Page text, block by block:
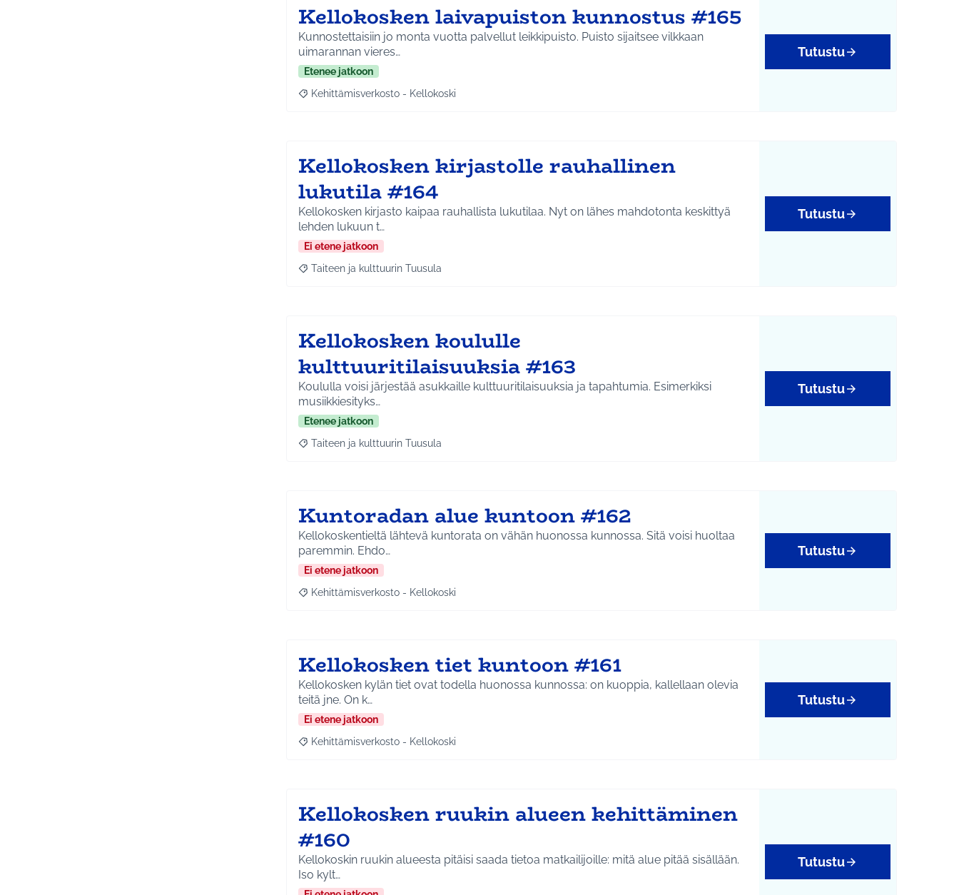
Kellokosken laivapuiston kunnostus #165
Kunnostettaisiin jo monta vuotta palvellut leikkipuisto. Puisto sijaitsee vilkkaan
uimarannan vieres…
Etenee jatkoon
Rajaa tulokset aihepiirin mukaan: Kehittämisverkosto - Kellokoski
Kehittämisverkosto - Kellokoski
Tutustu
Kellokosken kirjastolle rauhallinen
lukutila #164
Kellokosken kirjasto kaipaa rauhallista lukutilaa. Nyt on lähes mahdotonta keskittyä
lehden lukuun t…
Ei etene jatkoon
Rajaa tulokset aihepiirin mukaan: Taiteen ja kulttuurin Tuusula
Taiteen ja kulttuurin Tuusula
Tutustu
Kellokosken koululle
kulttuuritilaisuuksia #163
Koululla voisi järjestää asukkaille kulttuuritilaisuuksia ja tapahtumia. Esimerkiksi
musiikkiesityks…
Etenee jatkoon
Rajaa tulokset aihepiirin mukaan: Taiteen ja kulttuurin Tuusula
Taiteen ja kulttuurin Tuusula
Tutustu
Kuntoradan alue kuntoon #162
Kellokoskentieltä lähtevä kuntorata on vähän huonossa kunnossa. Sitä voisi huoltaa
paremmin. Ehdo…
Ei etene jatkoon
Rajaa tulokset aihepiirin mukaan: Kehittämisverkosto - Kellokoski
Kehittämisverkosto - Kellokoski
Tutustu
Kellokosken tiet kuntoon #161
Kellokosken kylän tiet ovat todella huonossa kunnossa: on kuoppia, kallellaan olevia
teitä jne. On k…
Ei etene jatkoon
Rajaa tulokset aihepiirin mukaan: Kehittämisverkosto - Kellokoski
Kehittämisverkosto - Kellokoski
Tutustu
Kellokosken ruukin alueen kehittäminen
#160
Kellokoskin ruukin alueesta pitäisi saada tietoa matkailijoille: mitä alue pitää sisällään.
Iso kylt…
Tutustu